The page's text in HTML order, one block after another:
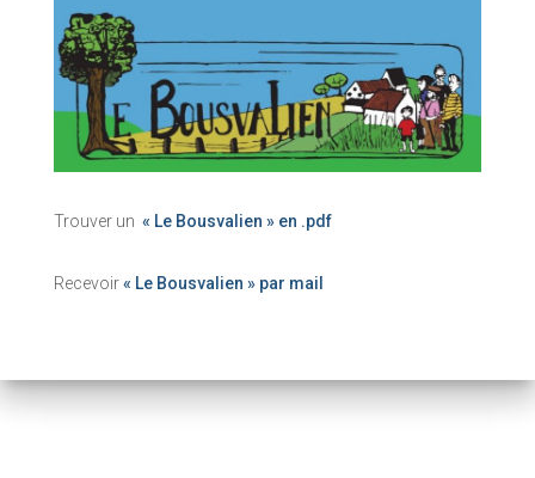
Trouver un « Le Bousvalien » en .pdf
Recevoir« Le Bousvalien » par mail